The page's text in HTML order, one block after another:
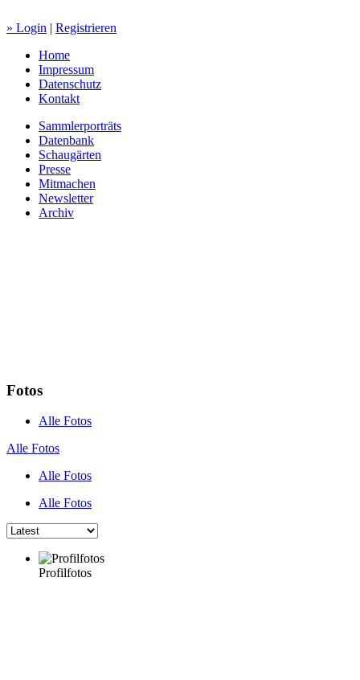
» Login | Registrieren
Home
Impressum
Datenschutz
Kontakt
Sammlerporträts
Datenbank
Schaugärten
Presse
Mitmachen
Newsletter
Archiv
Fotos
Alle Fotos
Alle Fotos
Alle Fotos
Alle Fotos
Profilfotos